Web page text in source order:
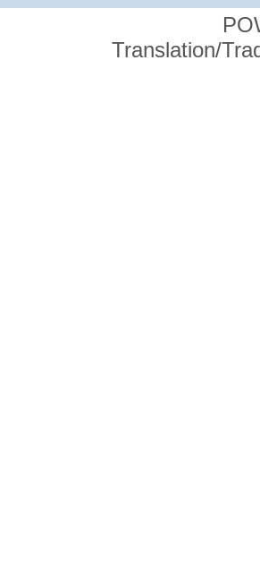
Translation/